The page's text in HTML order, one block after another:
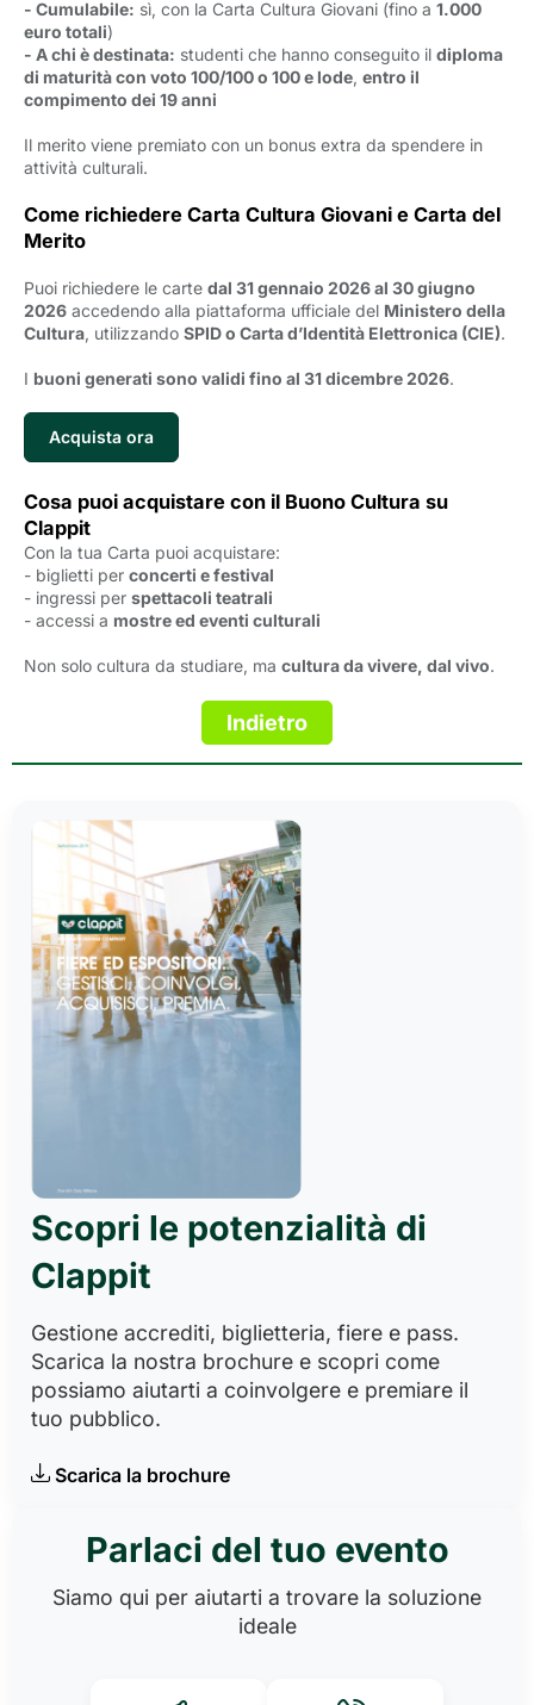
- Cumulabile: sì, con la Carta Cultura Giovani (fino a 1.000
euro totali)
- A chi è destinata: studenti che hanno conseguito il diploma
di maturità con voto 100/100 o 100 e lode, entro il
compimento dei 19 anni
Il merito viene premiato con un bonus extra da spendere in
attività culturali.
Come richiedere Carta Cultura Giovani e Carta del
Merito
Puoi richiedere le carte dal 31 gennaio 2026 al 30 giugno
2026 accedendo alla piattaforma ufficiale del Ministero della
Cultura, utilizzando SPID o Carta d’Identità Elettronica (CIE).
I buoni generati sono validi fino al 31 dicembre 2026.
Acquista ora
Cosa puoi acquistare con il Buono Cultura su
Clappit
Con la tua Carta puoi acquistare:
- biglietti per concerti e festival
- ingressi per spettacoli teatrali
- accessi a mostre ed eventi culturali
Non solo cultura da studiare, ma cultura da vivere, dal vivo.
Scopri le potenzialità di
Clappit
Gestione accrediti, biglietteria, fiere e pass.
Scarica la nostra brochure e scopri come
possiamo aiutarti a coinvolgere e premiare il
tuo pubblico.
Scarica la brochure
Parlaci del tuo evento
Siamo qui per aiutarti a trovare la soluzione
ideale